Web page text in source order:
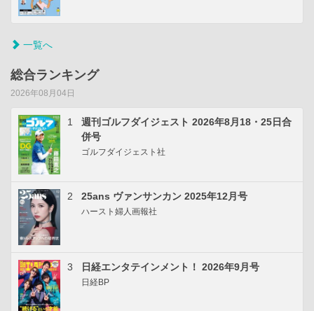
一覧へ
総合ランキング
2026年08月04日
1
週刊ゴルフダイジェスト 2026年8月18・25日合
併号
ゴルフダイジェスト社
2 25ans ヴァンサンカン 2025年12月号
ハースト婦人画報社
3 日経エンタテインメント！ 2026年9月号
日経BP